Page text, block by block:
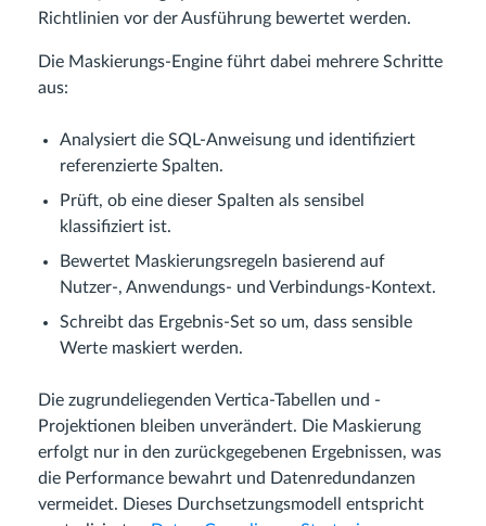
Richtlinien vor der Ausführung bewertet werden.
Die Maskierungs-Engine führt dabei mehrere Schritte
aus:
Analysiert die SQL-Anweisung und identifiziert
referenzierte Spalten.
Prüft, ob eine dieser Spalten als sensibel
klassifiziert ist.
Bewertet Maskierungsregeln basierend auf
Nutzer-, Anwendungs- und Verbindungs-Kontext.
Schreibt das Ergebnis-Set so um, dass sensible
Werte maskiert werden.
Die zugrundeliegenden Vertica-Tabellen und -
Projektionen bleiben unverändert. Die Maskierung
erfolgt nur in den zurückgegebenen Ergebnissen, was
die Performance bewahrt und Datenredundanzen
vermeidet. Dieses Durchsetzungsmodell entspricht